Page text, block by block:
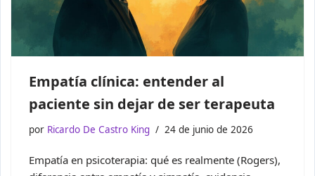
Empatía clínica: entender al
paciente sin dejar de ser terapeuta
por Ricardo De Castro King 24 de junio de 2026
Empatía en psicoterapia: qué es realmente (Rogers),